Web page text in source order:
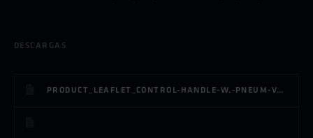
DESCARGAS
PRODUCT_LEAFLET_CONTROL-HANDLE-W.-PNEUM-VALVE_ES_MASER_3.1.PDF